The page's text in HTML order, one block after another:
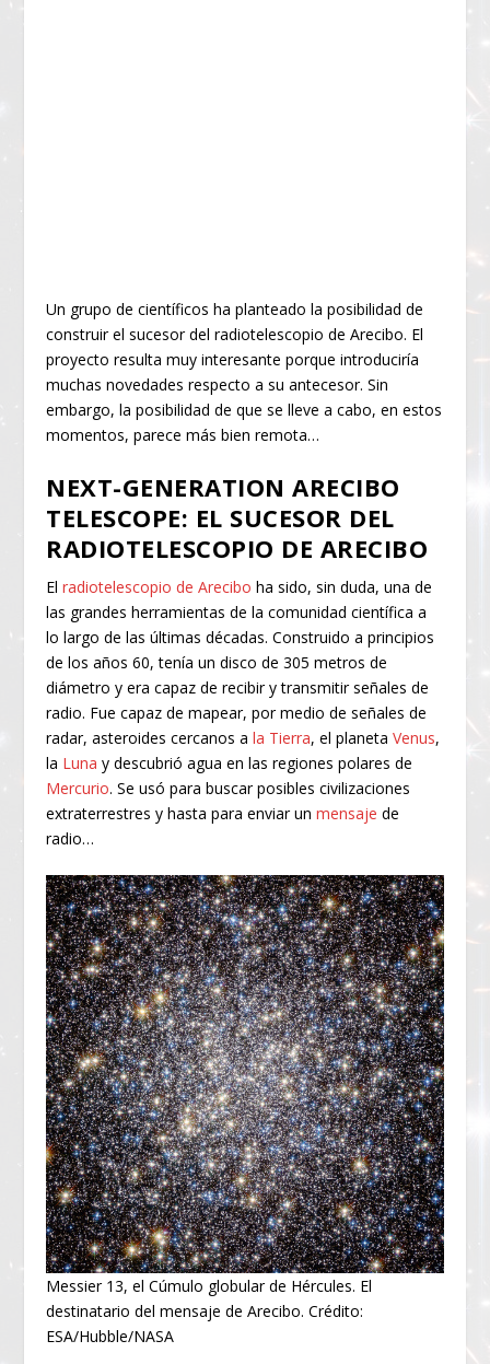
Un grupo de científicos ha planteado la posibilidad de
construir el sucesor del radiotelescopio de Arecibo. El
proyecto resulta muy interesante porque introduciría
muchas novedades respecto a su antecesor. Sin
embargo, la posibilidad de que se lleve a cabo, en estos
momentos, parece más bien remota…
NEXT-GENERATION ARECIBO
TELESCOPE: EL SUCESOR DEL
RADIOTELESCOPIO DE ARECIBO
Elradiotelescopio de Arecibo ha sido, sin duda, una de
las grandes herramientas de la comunidad científica a
lo largo de las últimas décadas. Construido a principios
de los años 60, tenía un disco de 305 metros de
diámetro y era capaz de recibir y transmitir señales de
radio. Fue capaz de mapear, por medio de señales de
radar, asteroides cercanos ala Tierra, el planetaVenus,
la Luna y descubrió agua en las regiones polares de
Mercurio. Se usó para buscar posibles civilizaciones
extraterrestres y hasta para enviar unmensaje de
radio…
Messier 13, el Cúmulo globular de Hércules. El
destinatario del mensaje de Arecibo. Crédito:
ESA/Hubble/NASA